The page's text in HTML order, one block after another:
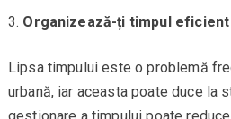
Organizează-ți timpul eficient
Lipsa timpului este o problemă
urbană, iar aceasta poate duce la